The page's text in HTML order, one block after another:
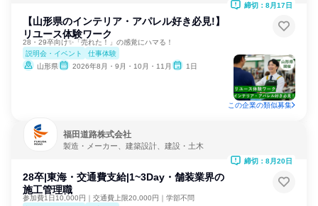
【山形県のインテリア・アパレル好き必見!】
リユース体験ワーク
28・29卒向け✨「売れた！」の感覚にハマる！
説明会・イベント
仕事体験
山形県
2026年8月・9月・10月・11月 1日
締切：8月17日
この企業の類似募集
福田道路株式会社
製造・メーカー、建築設計、建設・土木
28卒|東海・交通費支給|1~3Day・舗装業界の
施工管理職
参加費1日10,000円｜交通費上限20,000円｜学部不問
締切：8月20日